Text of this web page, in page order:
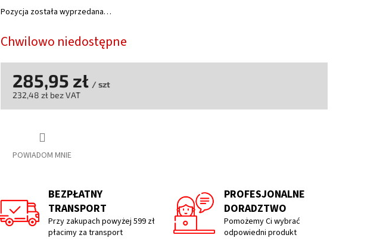
Chwilowo niedostępne
Pozycja została wyprzedana…
POWIADOM MNIE
285,95 zł / szt
232,48 zł bez VAT
gwiazdek.
BEZPŁATNY
TRANSPORT
Przy zakupach powyżej 599 zł
płacimy za transport
PROFESJONALNE
DORADZTWO
Pomożemy Ci wybrać
odpowiedni produkt